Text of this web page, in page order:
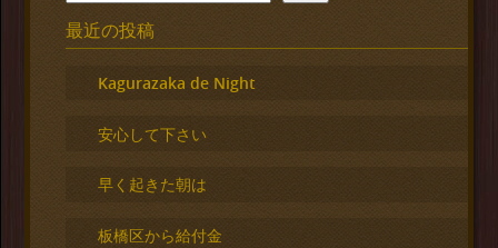
最近の投稿
Kagurazaka de Night
安心して下さい
早く起きた朝は
板橋区から給付金